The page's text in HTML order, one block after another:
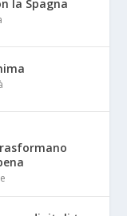
la Spagna